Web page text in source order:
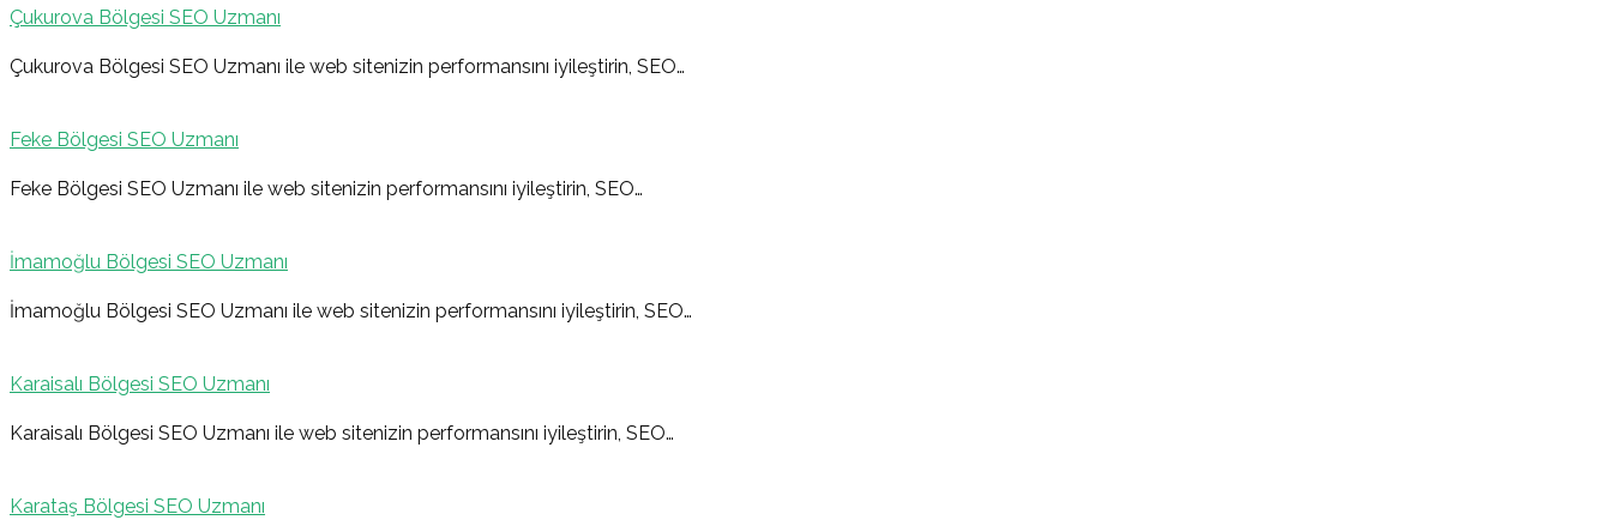
Çukurova Bölgesi SEO Uzmanı
Çukurova Bölgesi SEO Uzmanı ile web sitenizin performansını iyileştirin, SEO…
Feke Bölgesi SEO Uzmanı
Feke Bölgesi SEO Uzmanı ile web sitenizin performansını iyileştirin, SEO…
İmamoğlu Bölgesi SEO Uzmanı
İmamoğlu Bölgesi SEO Uzmanı ile web sitenizin performansını iyileştirin, SEO…
Karaisalı Bölgesi SEO Uzmanı
Karaisalı Bölgesi SEO Uzmanı ile web sitenizin performansını iyileştirin, SEO…
Karataş Bölgesi SEO Uzmanı